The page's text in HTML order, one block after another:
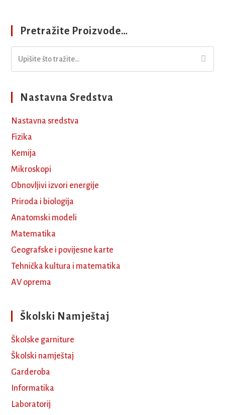
Pretražite Proizvode…
Nastavna Sredstva
Nastavna sredstva
Fizika
Kemija
Mikroskopi
Obnovljivi izvori energije
Priroda i biologija
Anatomski modeli
Matematika
Geografske i povijesne karte
Tehnička kultura i matematika
AV oprema
Školski Namještaj
Školske garniture
Školski namještaj
Garderoba
Informatika
Laboratorij